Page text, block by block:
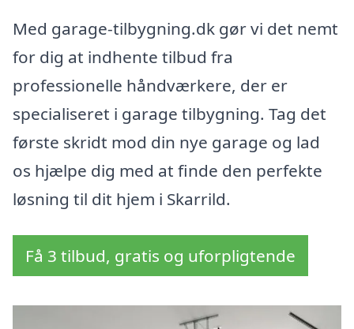
Med garage-tilbygning.dk gør vi det nemt
for dig at indhente tilbud fra
professionelle håndværkere, der er
specialiseret i garage tilbygning. Tag det
første skridt mod din nye garage og lad
os hjælpe dig med at finde den perfekte
løsning til dit hjem i Skarrild.
Få 3 tilbud, gratis og uforpligtende